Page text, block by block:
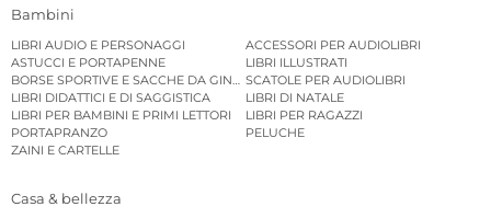
Bambini
LIBRI AUDIO E PERSONAGGI
ACCESSORI PER AUDIOLIBRI
ASTUCCI E PORTAPENNE
LIBRI ILLUSTRATI
BORSE SPORTIVE E SACCHE DA GINNASTICASCATOLE PER AUDIOLIBRI
LIBRI DIDATTICI E DI SAGGISTICA
LIBRI DI NATALE
LIBRI PER BAMBINI E PRIMI LETTORI
LIBRI PER RAGAZZI
PORTAPRANZO
PELUCHE
ZAINI E CARTELLE
Casa & bellezza